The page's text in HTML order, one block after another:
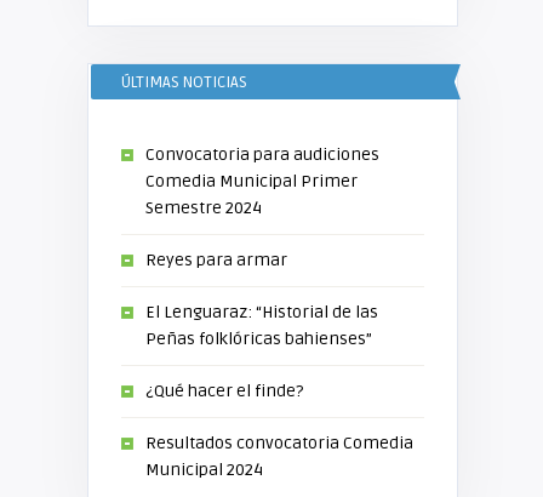
ÚLTIMAS NOTICIAS
Convocatoria para audiciones
Comedia Municipal Primer
Semestre 2024
Reyes para armar
El Lenguaraz: “Historial de las
Peñas folklóricas bahienses”
¿Qué hacer el finde?
Resultados convocatoria Comedia
Municipal 2024